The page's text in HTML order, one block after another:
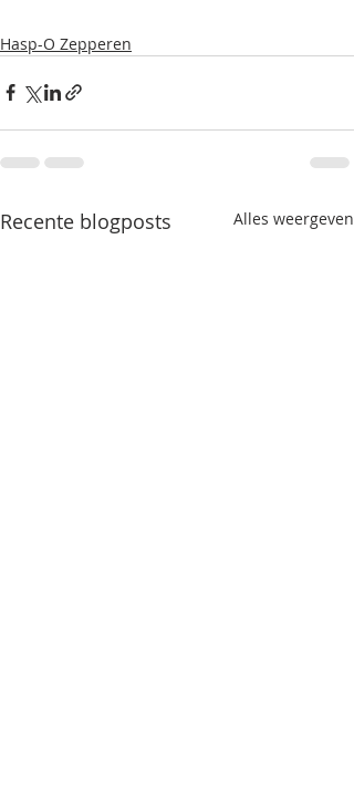
Hasp-O Zepperen
Recente blogposts Alles weergeven